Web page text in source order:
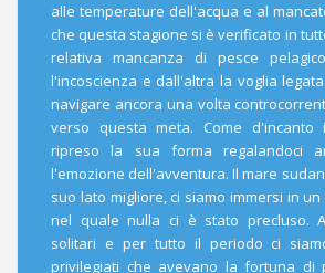
alle temperature dell'acqua e al
che questa stagione si è verificato in
relativa mancanza di pesce
l'incoscienza e dall'altra la voglia
navigare ancora una volta
verso questa meta. Come
ripreso la sua forma regalandoci
l'emozione dell'avventura. Il mare
suo lato migliore, ci siamo immersi in
nel quale nulla ci è stato precluso.
solitari e per tutto il periodo ci
privilegiati che avevano la fortuna di